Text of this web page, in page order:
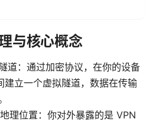
与核心概念
道：通过加密协议，在你的设备
建立一个虚拟隧道，数据在传输
理位置：你对外暴露的是 VPN